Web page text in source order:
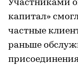
Участниками
капитал»
частные
раньше